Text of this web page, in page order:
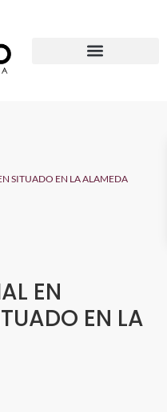
SITUADO EN LA ALAMEDA
EN
EN LA